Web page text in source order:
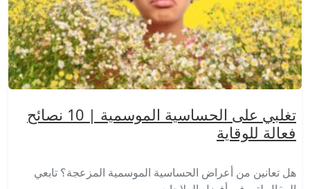
تغلبي على الحساسية الموسمية | 10 نصائح
فعالة للوقاية
هل تعانين من أعراض الحساسية الموسمية المزعجة؟ تابعي